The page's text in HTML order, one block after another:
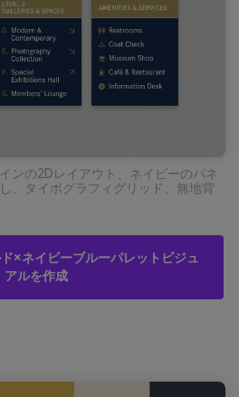
ンの2Dレイアウト、ネイビーのパネ
、タイポグラフィグリッド、無地背
×ネイビーブルーパレットビジュ
アルを作成